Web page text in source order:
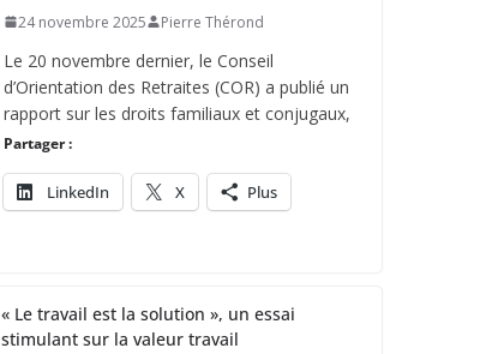
24 novembre 2025 Pierre Thérond
Le 20 novembre dernier, le Conseil
d’Orientation des Retraites (COR) a publié un
rapport sur les droits familiaux et conjugaux,
Partager :
LinkedIn X Plus
« Le travail est la solution », un essai
stimulant sur la valeur travail